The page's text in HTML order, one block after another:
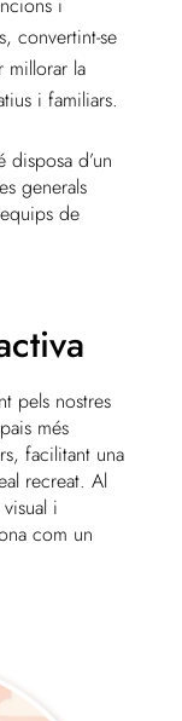
convertint-se
millorar la
i familiars.
disposa d’un
generals
de
pels nostres
més
facilitant una
recreat. Al
i
com un